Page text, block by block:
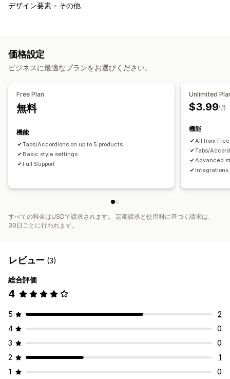
デザイン要素 - その他
価格設定
ビジネスに最適なプランをお選びください。
Free Plan
無料
機能
Tabs/Accordions on up to 5 products
Basic style settings
Full Support
Unlimited
$3.99/月
機能
All from
Tabs/
Advanced
Integrations
すべての料金はUSDで請求されます。 定期請求と使用料に基づく請求は、
30日ごとに行われます。
レビュー (3)
総合評価
4
5
2
4
0
3
0
2
1
1
0